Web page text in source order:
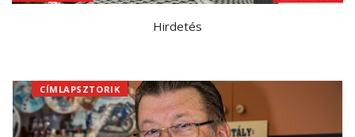
Hirdetés
CÍMLAPSZTORIK